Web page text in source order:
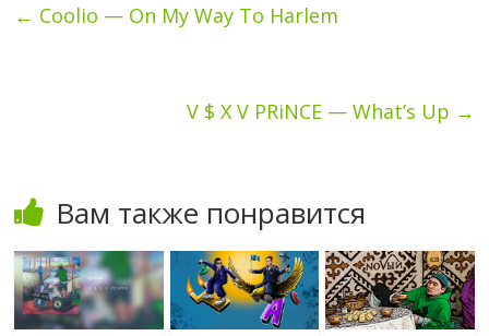
← Coolio — On My Way To Harlem
V $ X V PRiNCE — What’s Up →
Вам также понравится